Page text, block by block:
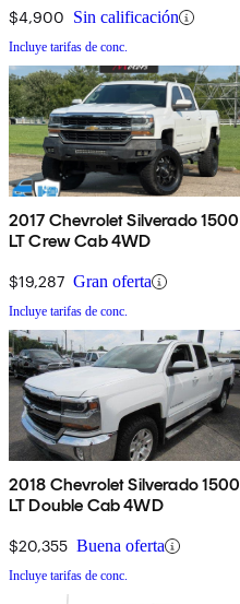
$4,900 Sin calificación
Incluye tarifas de conc.
2017 Chevrolet Silverado 1500
LT Crew Cab 4WD
$19,287 Gran oferta
Incluye tarifas de conc.
2018 Chevrolet Silverado 1500
LT Double Cab 4WD
$20,355 Buena oferta
Incluye tarifas de conc.